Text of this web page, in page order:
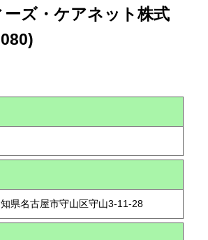
ズ・ケアネット株式
県名古屋市守山区守山3-11-28